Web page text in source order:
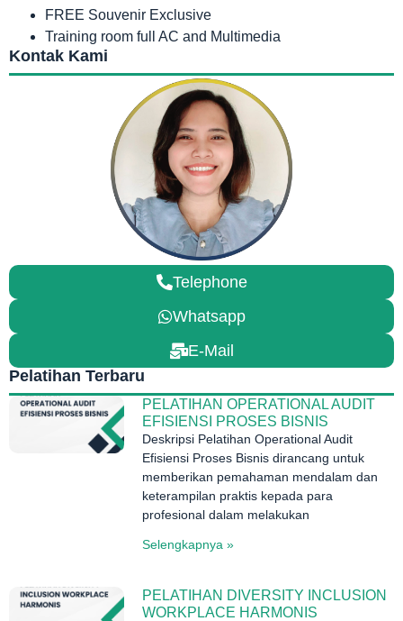
FREE Souvenir Exclusive
Training room full AC and Multimedia
Kontak Kami
Telephone
Whatsapp
E-Mail
Pelatihan Terbaru
PELATIHAN OPERATIONAL AUDIT
EFISIENSI PROSES BISNIS
Deskripsi Pelatihan Operational Audit
Efisiensi Proses Bisnis dirancang untuk
memberikan pemahaman mendalam dan
keterampilan praktis kepada para
profesional dalam melakukan
Selengkapnya »
PELATIHAN DIVERSITY INCLUSION
WORKPLACE HARMONIS